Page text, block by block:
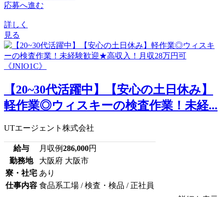
応募へ進む
詳しく
見る
【20~30代活躍中】【安心の土日休み】
軽作業◎ウィスキーの検査作業！未経...
UTエージェント株式会社
給与 月収例286,000円
勤務地
大阪府 大阪市
寮・社宅 あり
仕事内容 食品系工場 / 検査・検品 / 正社員